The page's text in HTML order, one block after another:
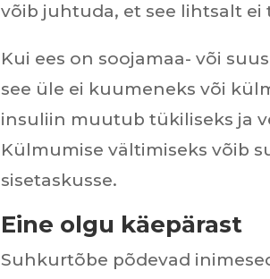
võib juhtuda, et see lihtsalt
Kui ees on soojamaa- või
see üle ei kuumeneks või
insuliin muutub tükiliseks ja
Külmumise vältimiseks võib
sisetaskusse.
Eine olgu käepärast
Suhkurtõbe põdevad